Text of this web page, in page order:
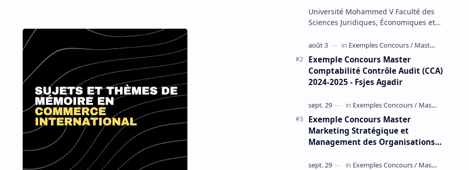
Université Mohammed V Faculté des
Sciences Juridiques, Économiques et
d'accès au Master Gestion Financière
Comp…
Exemple Concours Master
Comptabilité Contrôle Audit (CCA)
2024-2025 - Fsjes Agadir
Exemple Concours Master
Marketing Stratégique et
Management des Organisations